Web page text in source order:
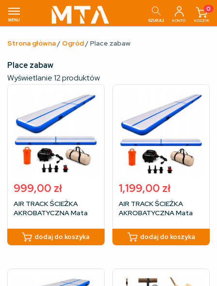
MENU SZUKAJ KONTO
0
KOSZYK
Strona główna/ Ogród/ Place zabaw
Place zabaw
Wyświetlanie 12 produktów
999,00 zł
AIR TRACK ŚCIEŻKA
AKROBATYCZNA Mata
DMUCHANA MATERAC
Pompkadodaj do koszyka
1,199,00 zł
AIR TRACK ŚCIEŻKA
AKROBATYCZNA Mata
DMUCHANA MATERAC
Pompkadodaj do koszyka